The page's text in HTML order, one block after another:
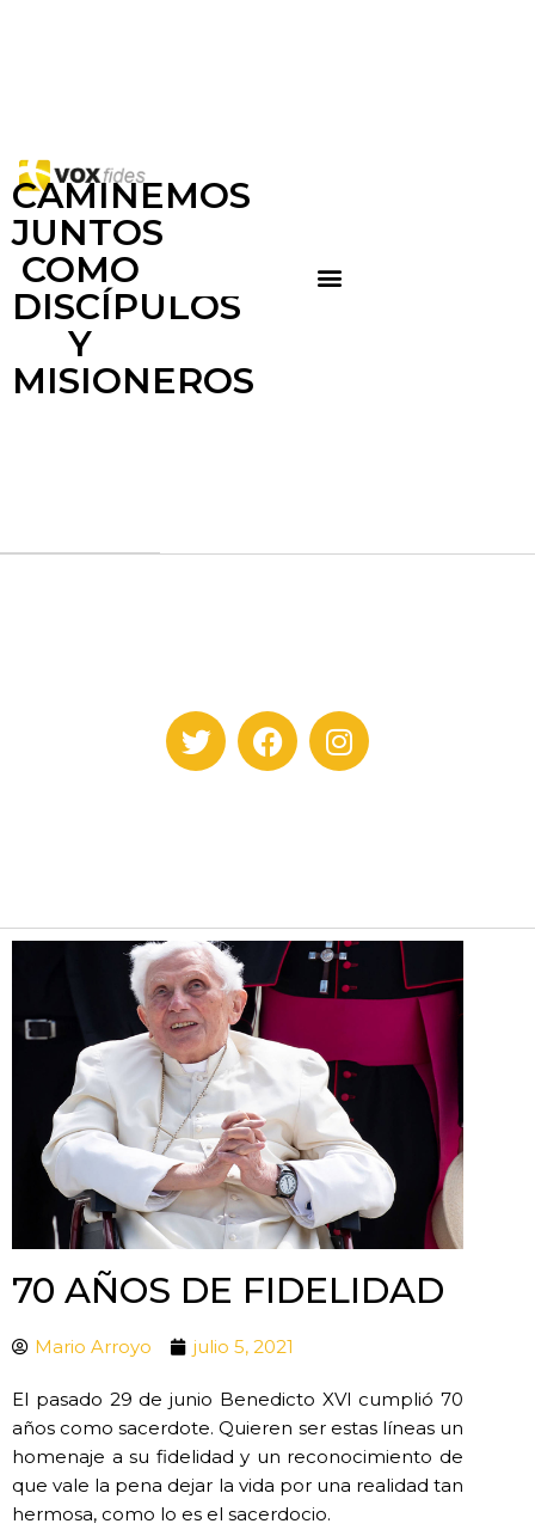
CAMINEMOS
JUNTOS
COMO
DISCÍPULOS
Y
MISIONEROS
70 AÑOS DE FIDELIDAD
Mario Arroyo julio 5, 2021
El pasado 29 de junio Benedicto XVI cumplió 70
años como sacerdote. Quieren ser estas líneas un
homenaje a su fidelidad y un reconocimiento de
que vale la pena dejar la vida por una realidad tan
hermosa, como lo es el sacerdocio.